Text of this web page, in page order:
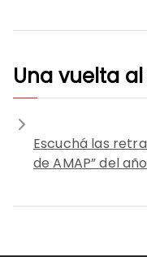
Una vuelta al
Escuchá las
de AMAP” del